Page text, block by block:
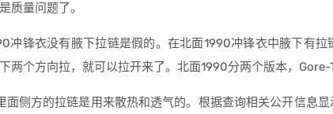
质量问题了。
冲锋衣没有腋下拉链是假的。在北面1990冲锋衣中腋下有
两个方向拉，就可以拉开来了。北面1990分两个版本，
面侧方的拉链是用来散热和透气的。根据查询相关公开信息